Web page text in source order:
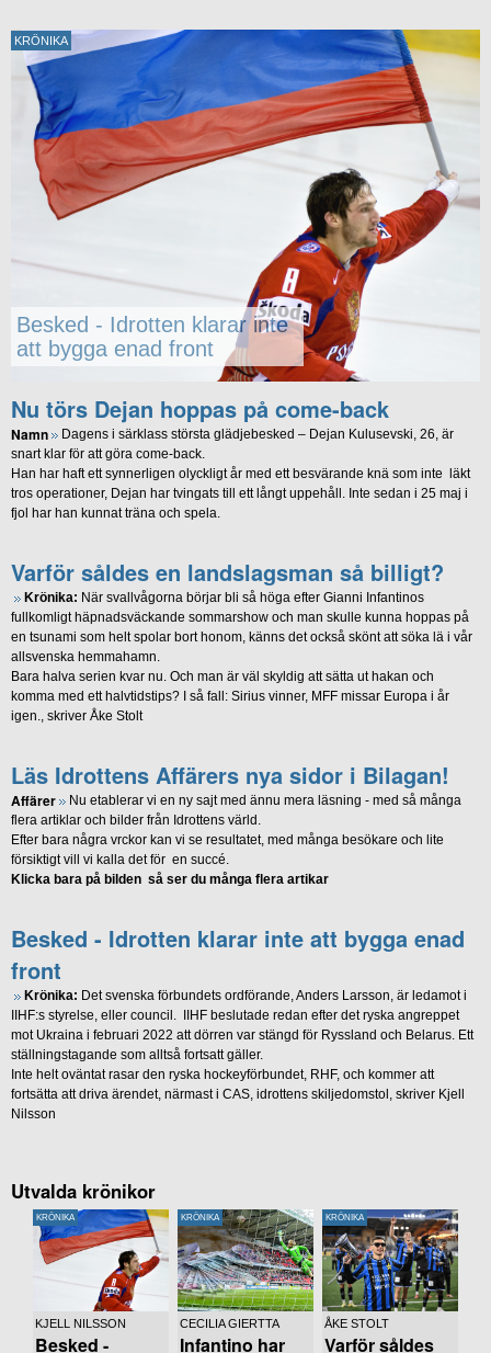
Nu törs Dejan hoppas på
come-back
NAMN
Nu törs Dejan hoppas på come-back
Namn
Dagens i särklass största glädjebesked – Dejan Kulusevski, 26, är
snart klar för att göra come-back.
Han har haft ett synnerligen olyckligt år med ett besvärande knä som inte läkt
tros operationer, Dejan har tvingats till ett långt uppehåll. Inte sedan i 25 maj i
fjol har han kunnat träna och spela.
Varför såldes en landslagsman så billigt?
Krönika: När svallvågorna börjar bli så höga efter Gianni Infantinos
fullkomligt häpnadsväckande sommarshow och man skulle kunna hoppas på
en tsunami som helt spolar bort honom, känns det också skönt att söka lä i vår
allsvenska hemmahamn.
Bara halva serien kvar nu. Och man är väl skyldig att sätta ut hakan och
komma med ett halvtidstips? I så fall: Sirius vinner, MFF missar Europa i år
igen., skriver Åke Stolt
Läs Idrottens Affärers nya sidor i Bilagan!
Affärer
Nu etablerar vi en ny sajt med ännu mera läsning - med så många
flera artiklar och bilder från Idrottens värld.
Efter bara några vrckor kan vi se resultatet, med många besökare och lite
försiktigt vill vi kalla det för en succé.
Klicka bara på bilden så ser du många flera artikar
Besked - Idrotten klarar inte att bygga enad
front
Krönika: Det svenska förbundets ordförande, Anders Larsson, är ledamot i
IIHF:s styrelse, eller council. IIHF beslutade redan efter det ryska angreppet
mot Ukraina i februari 2022 att dörren var stängd för Ryssland och Belarus. Ett
ställningstagande som alltså fortsatt gäller.
Inte helt oväntat rasar den ryska hockeyförbundet, RHF, och kommer att
fortsätta att driva ärendet, närmast i CAS, idrottens skiljedomstol, skriver Kjell
Nilsson
Utvalda krönikor
KRÖNIKA
KJELL NILSSON
Besked -
KRÖNIKA
CECILIA GIERTTA
Infantino har
KRÖNIKA
ÅKE STOLT
Varför såldes